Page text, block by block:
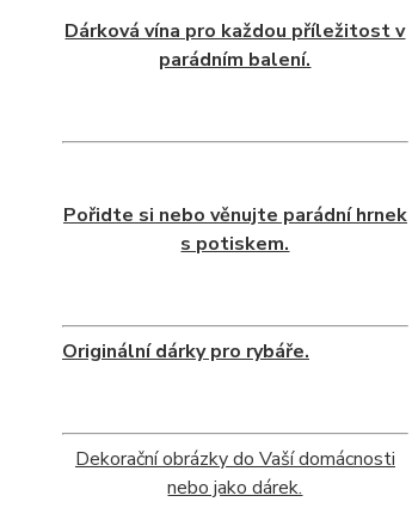
Dárková vína pro každou příležitost v
parádním balení.
Pořidte si nebo věnujte parádní hrnek
s potiskem.
Originální dárky pro rybáře.
Dekorační obrázky do Vaší domácnosti
nebo jako dárek.